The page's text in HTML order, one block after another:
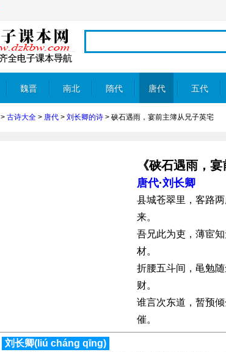
魏晋 南北
朝
隋代 唐代 五代
> 古诗大全 > 唐代 > 刘长卿的诗 > 硖石遇雨，宴前主簿从兄子英宅
《硖石遇雨，
唐代·刘长卿
县城苍翠里，客路
来。
吾兄此为吏，薄宦
材。
折腰五斗间，黾勉
财。
谁言次东道，暂预
催。
刘长卿(liú chánɡ qīnɡ)